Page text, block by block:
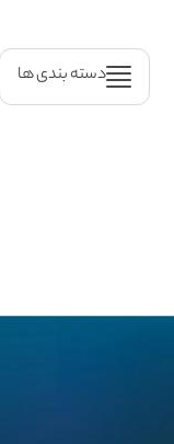
دسته بندی ها